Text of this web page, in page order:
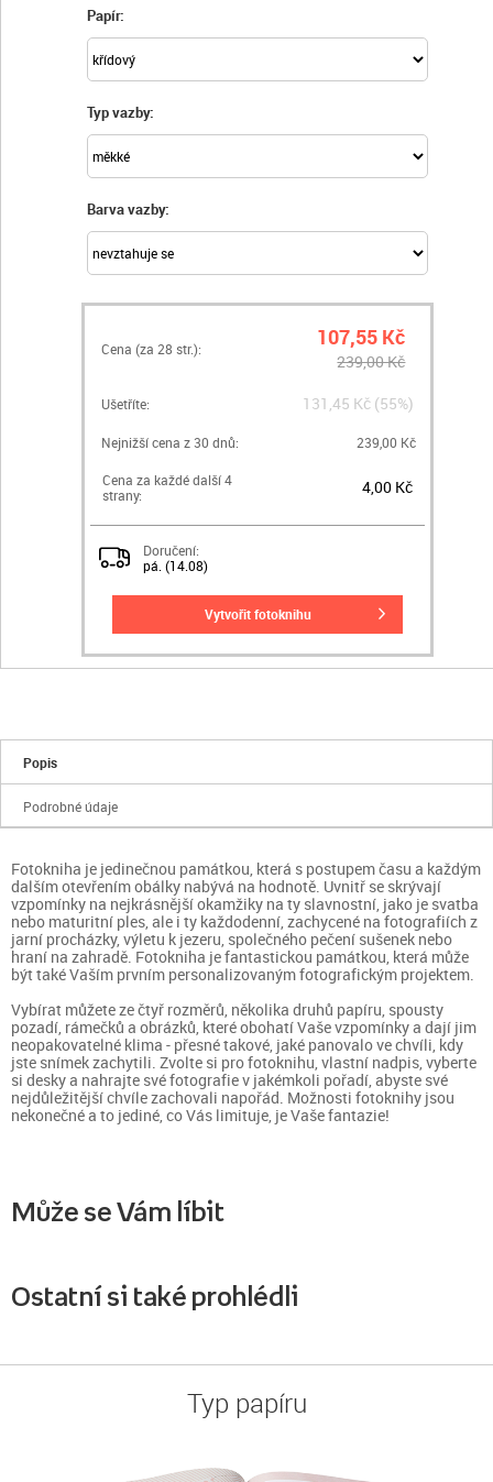
Papír:
Typ vazby:
Barva vazby:
Cena (za 28 str.): 107,55 Kč
239,00 Kč
Ušetříte: 131,45 Kč (55%)
Nejnižší cena z 30 dnů: 239,00 Kč
Cena za každé další 4
strany:
4,00 Kč
Doručení:
pá. (14.08)
vytvořit fotoknihu
Popis
Podrobné údaje
Fotokniha je jedinečnou památkou, která s postupem času a každým
dalším otevřením obálky nabývá na hodnotě. Uvnitř se skrývají
vzpomínky na nejkrásnější okamžiky na ty slavnostní, jako je svatba
nebo maturitní ples, ale i ty každodenní, zachycené na fotografiích z
jarní procházky, výletu k jezeru, společného pečení sušenek nebo
hraní na zahradě. Fotokniha je fantastickou památkou, která může
být také Vaším prvním personalizovaným fotografickým projektem.
Vybírat můžete ze čtyř rozměrů, několika druhů papíru, spousty
pozadí, rámečků a obrázků, které obohatí Vaše vzpomínky a dají jim
neopakovatelné klima - přesné takové, jaké panovalo ve chvíli, kdy
jste snímek zachytili. Zvolte si pro fotoknihu, vlastní nadpis, vyberte
si desky a nahrajte své fotografie v jakémkoli pořadí, abyste své
nejdůležitější chvíle zachovali napořád. Možnosti fotoknihy jsou
nekonečné a to jediné, co Vás limituje, je Vaše fantazie!
Může se Vám líbit
Ostatní si také prohlédli
Typ papíru